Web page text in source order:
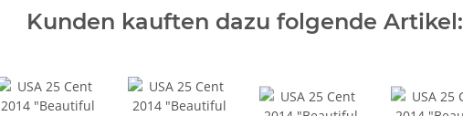
Kunden kauften dazu folgende Artikel: